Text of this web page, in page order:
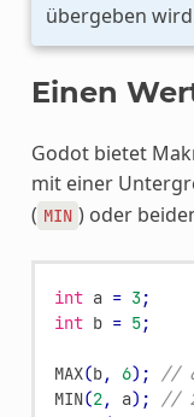
übergeben
Einen
Godot bietet
mit einer
( MIN ) oder
int a = 3;
int b = 5;
MAX(b, 6);
//
MIN(2, a);
//